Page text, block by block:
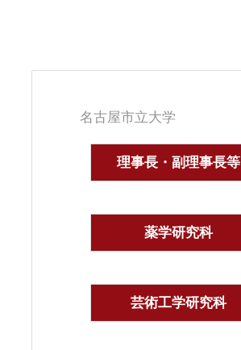
名古屋市立大学
理事長・副理事長等
薬学研究科
芸術工学研究科